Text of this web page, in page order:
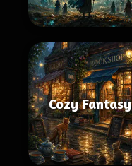
Cozy Fantasy